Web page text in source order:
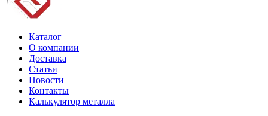
Каталог
О компании
Доставка
Статьи
Новости
Контакты
Калькулятор металла